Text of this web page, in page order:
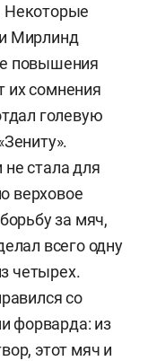
Некоторые
Мирлинд
повышения
их сомнения
голевую
стала для
верховое
за мяч,
всего одну
четырех.
со
форварда: из
этот мяч и